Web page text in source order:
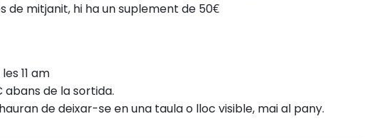
de mitjanit, hi ha un suplement de 50€
11 am
abans de la sortida.
de deixar-se en una taula o lloc visible, mai al pany.